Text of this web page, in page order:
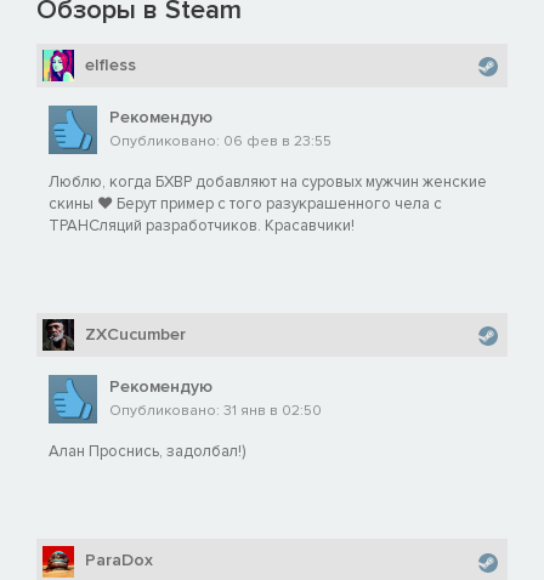
Обзоры в Steam
elfless
Рекомендую
Опубликовано: 06 фев в 23:55
Люблю, когда БХВР добавляют на суровых мужчин женские
скины ♥ Берут пример с того разукрашенного чела с
ТРАНСляций разработчиков. Красавчики!
ZXCucumber
Рекомендую
Опубликовано: 31 янв в 02:50
Алан Проснись, задолбал!)
ParaDox